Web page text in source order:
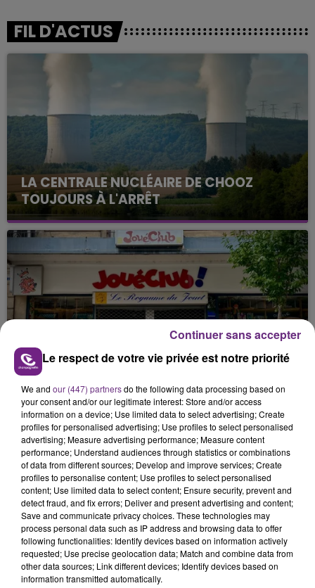
FIL D'ACTUS
LA CENTRALE NUCLÉAIRE DE CHOOZ
TOUJOURS À L'ARRÊT
Cela fait déjà une semaine que la centrale
nucléaire ardennaise est à l'arrêt. Une situation
justifiée par la sécheresse intense qui est toujours
présente.
LE MAGASIN JOUÉCLUB DE REIMS FERME
SES PORTES
C'était l'une des institutions du centre-ville
rémois. Le magasin JouéClub est contraint de
fermer ses portes.
TITRES DIFFUSÉS
16h42
16h42 16h39
16h39
Le respect de votre vie privée est notre priorité
We and our (447) partnersdo the following data processing based on
your consent and/or our legitimate interest: Store and/or access
information on a device; Use limited data to select advertising; Create
profiles for personalised advertising; Use profiles to select personalised
advertising; Measure advertising performance; Measure content
performance; Understand audiences through statistics or combinations
of data from different sources; Develop and improve services; Create
profiles to personalise content; Use profiles to select personalised
content; Use limited data to select content; Ensure security, prevent and
detect fraud, and fix errors; Deliver and present advertising and content;
Save and communicate privacy choices. These technologies may
process personal data such as IP address and browsing data to offer
following functionalities: Identify devices based on information actively
requested; Use precise geolocation data; Match and combine data from
other data sources; Link different devices; Identify devices based on
information transmitted automatically.
Continuer sans accepter